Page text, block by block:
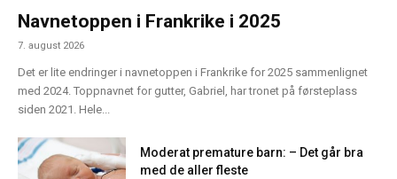
Navnetoppen i Frankrike i 2025
7. august 2026
Det er lite endringer i navnetoppen i Frankrike for 2025 sammenlignet
med 2024. Toppnavnet for gutter, Gabriel, har tronet på førsteplass
siden 2021. Hele...
Moderat premature barn: – Det går bra
med de aller fleste